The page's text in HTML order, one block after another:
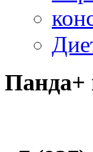
Панда+